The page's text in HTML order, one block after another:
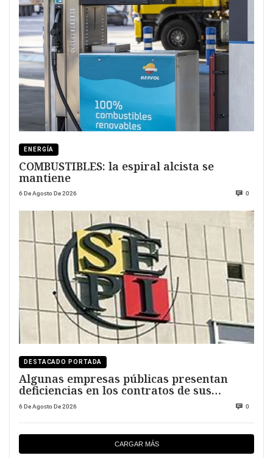
ENERGÍA
COMBUSTIBLES: la espiral alcista se
mantiene
6 De Agosto De 2026 0
DESTACADO PORTADA
Algunas empresas públicas presentan
deficiencias en los contratos de sus
directivos
6 De Agosto De 2026 0
CARGAR MÁS